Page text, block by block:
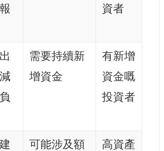
資者
需要持續新
增資金
有新增
資金嘅
投資者
可能涉及額
高資產